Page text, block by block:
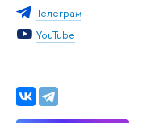
Телеграм
YouTube